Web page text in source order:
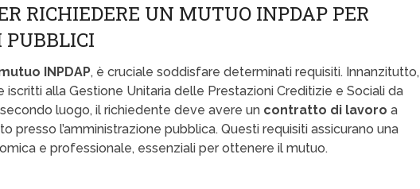
RICHIEDERE UN MUTUO INPDAP PER
PUBBLICI
INPDAP, è cruciale soddisfare determinati requisiti. Innanzitutto,
iscritti alla Gestione Unitaria delle Prestazioni Creditizie e Sociali da
luogo, il richiedente deve avere un contratto di lavoro a
presso l’amministrazione pubblica. Questi requisiti assicurano una
e professionale, essenziali per ottenere il mutuo.